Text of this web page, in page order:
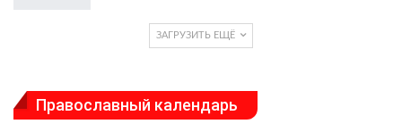
ЗАГРУЗИТЬ ЕЩЁ
Православный календарь